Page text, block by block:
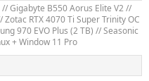
Gigabyte B550 Aorus Elite V2 //
RTX 4070 Ti Super Trinity OC
970 EVO Plus (2 TB) // Seasonic
+ Window 11 Pro​